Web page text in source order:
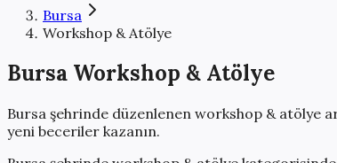
Bursa
Workshop & Atölye
Bursa Workshop & Atölye
Bursa şehrinde düzenlenen workshop & atölye
yeni beceriler kazanın.